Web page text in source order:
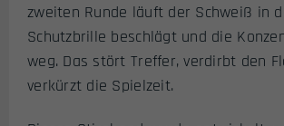
zweiten Runde läuft der Schweiß in
Schutzbrille beschlägt und die
weg. Das stört Treffer, verdirbt den
verkürzt die Spielzeit.